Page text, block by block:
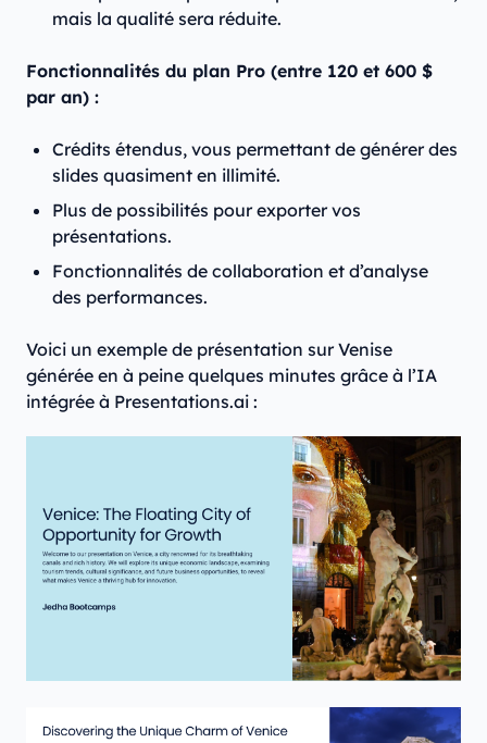
mais la qualité sera réduite.
Fonctionnalités du plan Pro (entre 120 et 600 $
par an) :
Crédits étendus, vous permettant de générer des
slides quasiment en illimité.
Plus de possibilités pour exporter vos
présentations.
Fonctionnalités de collaboration et d’analyse
des performances.
Voici un exemple de présentation sur Venise
générée en à peine quelques minutes grâce à l’IA
intégrée à Presentations.ai :